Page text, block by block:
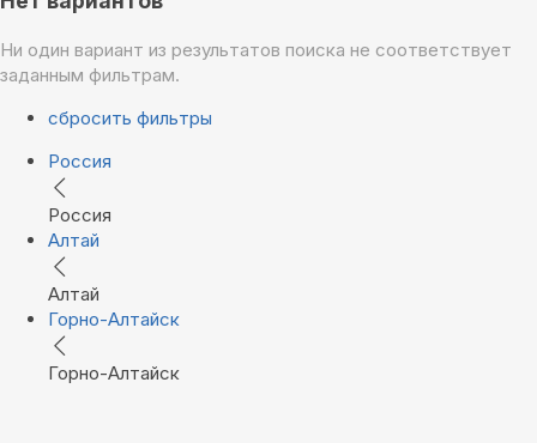
Ни один вариант из результатов поиска не соответствует
заданным фильтрам.
сбросить фильтры
Россия
Россия
Алтай
Алтай
Горно-Алтайск
Горно-Алтайск